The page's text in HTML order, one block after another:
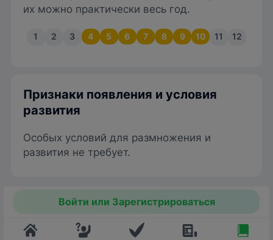
их можно практически весь год.
1 2 3 4 5 6 7 8 9 10 11 12
Признаки появления и условия
развития
Особых условий для размножения и
развития не требует.
Войти или Зарегистрироваться